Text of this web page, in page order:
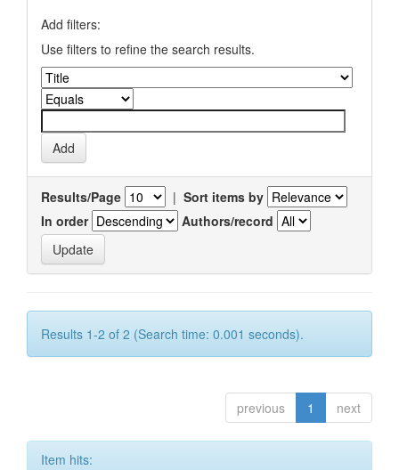
Add filters:
Use filters to refine the search results.
Results/Page | Sort items by
In order
Authors/record
Results 1-2 of 2 (Search time: 0.001 seconds).
previous 1 next
Item hits: